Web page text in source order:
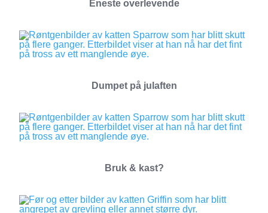
Eneste overlevende
Dumpet på julaften
Bruk & kast?